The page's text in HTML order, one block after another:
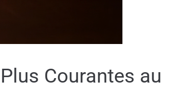
Courantes au